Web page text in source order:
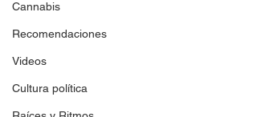
Cannabis
Recomendaciones
Videos
Cultura política